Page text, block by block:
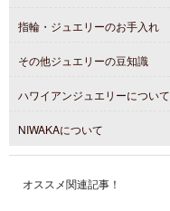
指輪・ジュエリーのお手入れ
その他ジュエリーの豆知識
ハワイアンジュエリーについて
NIWAKAについて
オススメ関連記事！